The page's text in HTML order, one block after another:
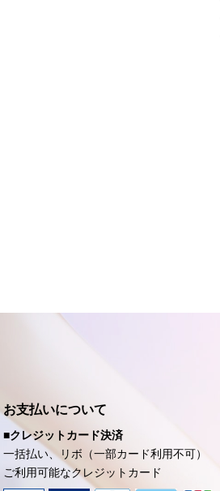
お支払いについて
■クレジットカード決済
一括払い、リボ（一部カード利用不可）
ご利用可能なクレジットカード